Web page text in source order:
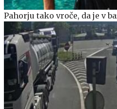
Pahorju tako vroče, da je v